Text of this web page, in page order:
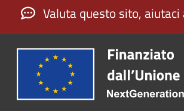
Valuta questo sito,